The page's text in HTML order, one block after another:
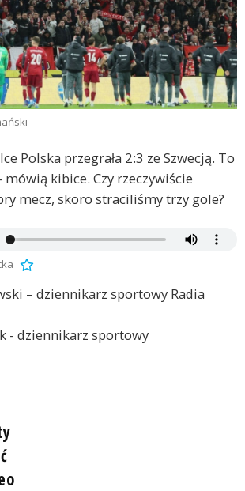
Polska przegrała 2:3 ze Szwecją. To
mówią kibice. Czy rzeczywiście
mecz, skoro straciliśmy trzy gole?
– dziennikarz sportowy Radia
- dziennikarz sportowy